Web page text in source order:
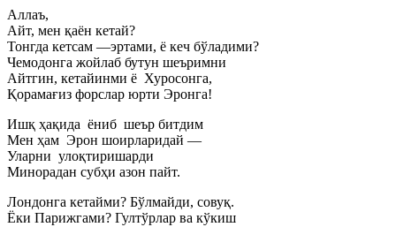
Аллаъ,
Айт, мен қаён кетай?
Тонгда кетсам —эртами, ё кеч бўладими?
Чемодонга жойлаб бутун шеъримни
Айтгин, кетайинми ё Хуросонга,
Қорамағиз форслар юрти Эронга!
Ишқ ҳақида ёниб шеър битдим
Мен ҳам Эрон шоирларидай —
Уларни улоқтиришарди
Минорадан субҳи азон пайт.
Лондонга кетайми? Бўлмайди, совуқ.
Ёки Парижгами? Гултўрлар ва кўкиш